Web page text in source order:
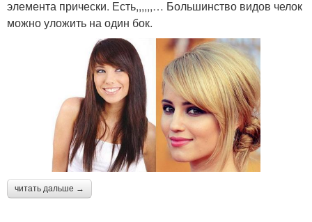
элемента прически. Есть,,,,,,… Большинство видов челок
можно уложить на один бок.
читать дальше →